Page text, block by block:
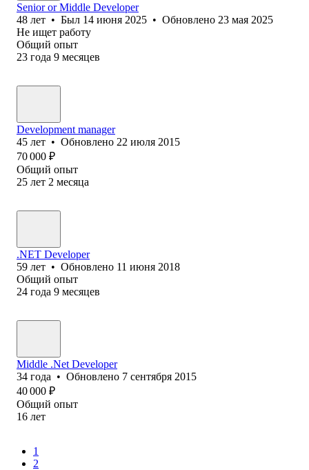
Senior or Middle Developer
48 лет • Был 14 июня 2025 • Обновлено 23 мая 2025
Не ищет работу
Общий опыт
23 года 9 месяцев
Development manager
45 лет • Обновлено 22 июля 2015
70 000 ₽
Общий опыт
25 лет 2 месяца
.NET Developer
59 лет • Обновлено 11 июня 2018
Общий опыт
24 года 9 месяцев
Middle .Net Developer
34 года • Обновлено 7 сентября 2015
40 000 ₽
Общий опыт
16 лет
1
2